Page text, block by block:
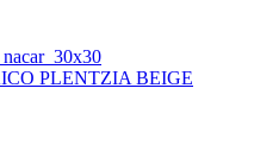
PLENTZIA BEIGE